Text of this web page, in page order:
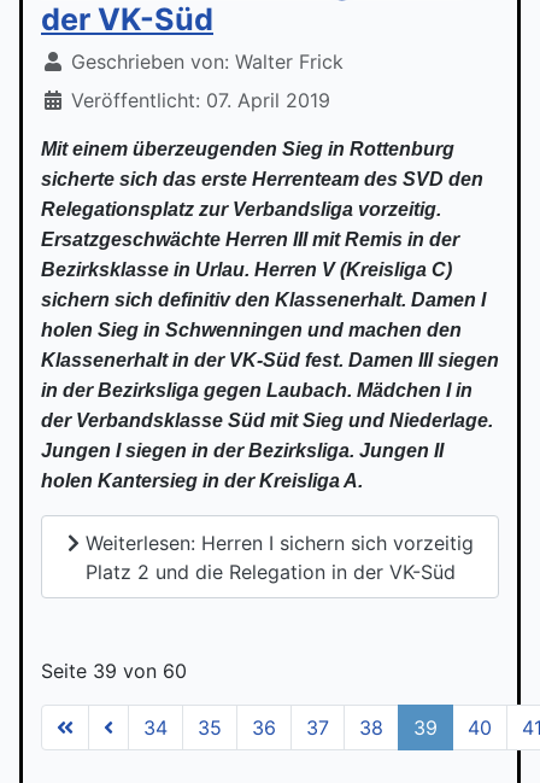
der VK-Süd
Geschrieben von: Walter Frick
Veröffentlicht: 07. April 2019
Mit einem überzeugenden Sieg in Rottenburg
sicherte sich das erste Herrenteam des SVD den
Relegationsplatz zur Verbandsliga vorzeitig.
Ersatzgeschwächte Herren III mit Remis in der
Bezirksklasse in Urlau. Herren V (Kreisliga C)
sichern sich definitiv den Klassenerhalt. Damen I
holen Sieg in Schwenningen und machen den
Klassenerhalt in der VK-Süd fest. Damen III siegen
in der Bezirksliga gegen Laubach. Mädchen I in
der Verbandsklasse Süd mit Sieg und Niederlage.
Jungen I siegen in der Bezirksliga. Jungen II
holen Kantersieg in der Kreisliga A.
Weiterlesen: Herren I sichern sich vorzeitig
Platz 2 und die Relegation in der VK-Süd
Seite 39 von 60
34 35 36 37 38 39 40